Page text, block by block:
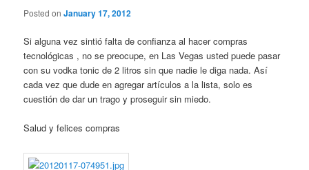
Posted onJanuary 17, 2012
Si alguna vez sintió falta de confianza al hacer compras
tecnológicas , no se preocupe, en Las Vegas usted puede pasar
con su vodka tonic de 2 litros sin que nadie le diga nada. Así
cada vez que dude en agregar artículos a la lista, solo es
cuestión de dar un trago y proseguir sin miedo.
Salud y felices compras